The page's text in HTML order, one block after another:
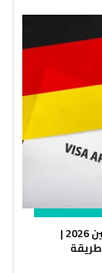
فيزا شنغن ألمانيا للسعوديين 2026 |